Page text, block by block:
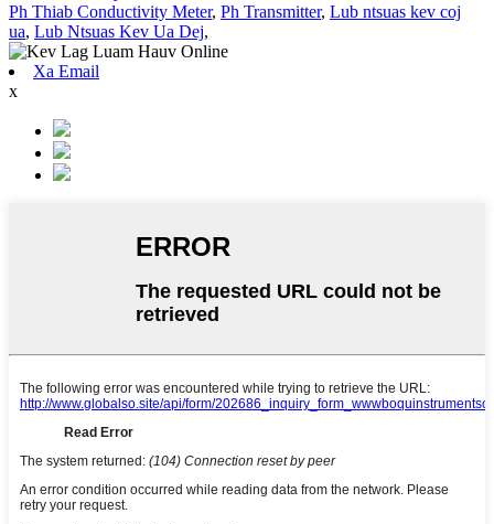
Ph Thiab Conductivity Meter, Ph Transmitter, Lub ntsuas kev coj
ua, Lub Ntsuas Kev Ua Dej,
Xa Email
x